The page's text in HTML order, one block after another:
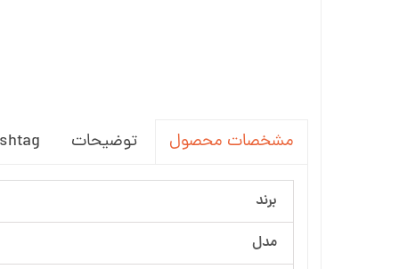
مشخصات محصول توضیحات
برند
مدل